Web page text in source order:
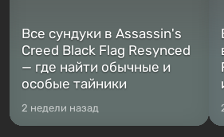
Все сундуки в Assassin's
Creed Black Flag Resynced
— где найти обычные и
особые тайники
2 недели назад